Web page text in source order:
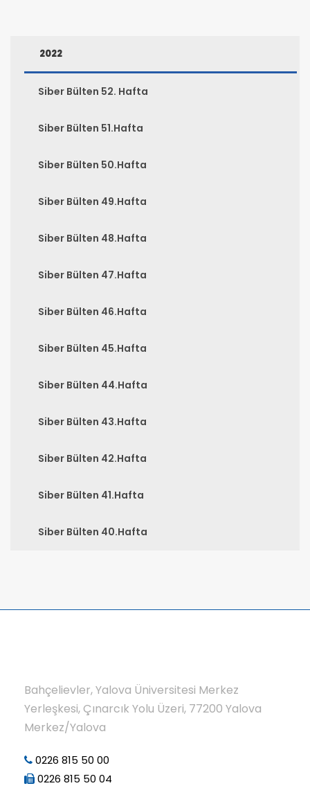
2022
Siber Bülten 52. Hafta
Siber Bülten 51.Hafta
Siber Bülten 50.Hafta
Siber Bülten 49.Hafta
Siber Bülten 48.Hafta
Siber Bülten 47.Hafta
Siber Bülten 46.Hafta
Siber Bülten 45.Hafta
Siber Bülten 44.Hafta
Siber Bülten 43.Hafta
Siber Bülten 42.Hafta
Siber Bülten 41.Hafta
Siber Bülten 40.Hafta
Bahçelievler, Yalova Üniversitesi Merkez
Yerleşkesi, Çınarcık Yolu Üzeri, 77200 Yalova
Merkez/Yalova
0226 815 50 00
0226 815 50 04